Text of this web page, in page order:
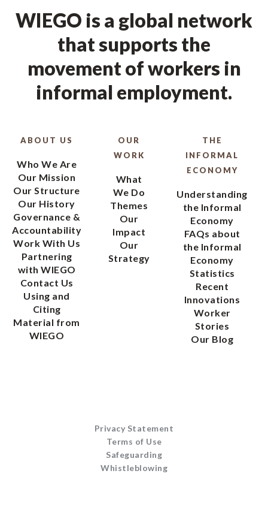
WIEGO is a global network
that supports the
movement of workers in
informal employment.
ABOUT US
Who We Are
Our Mission
Our Structure
Our History
Governance &
Accountability
Work With Us
Partnering
with WIEGO
Contact Us
Using and
Citing
Material from
WIEGO
OUR
WORK
What
We Do
Themes
Our
Impact
Our
Strategy
THE
INFORMAL
ECONOMY
Understanding
the Informal
Economy
FAQs about
the Informal
Economy
Statistics
Recent
Innovations
Worker
Stories
Our Blog
Privacy Statement
Terms of Use
Safeguarding
Whistleblowing